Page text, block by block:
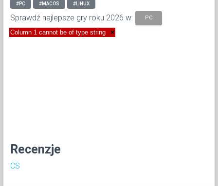
#PC #MACOS #LINUX
Sprawdź najlepsze gry roku 2026 w: PC
Column 1 cannot be of type string ×
Recenzje
CS